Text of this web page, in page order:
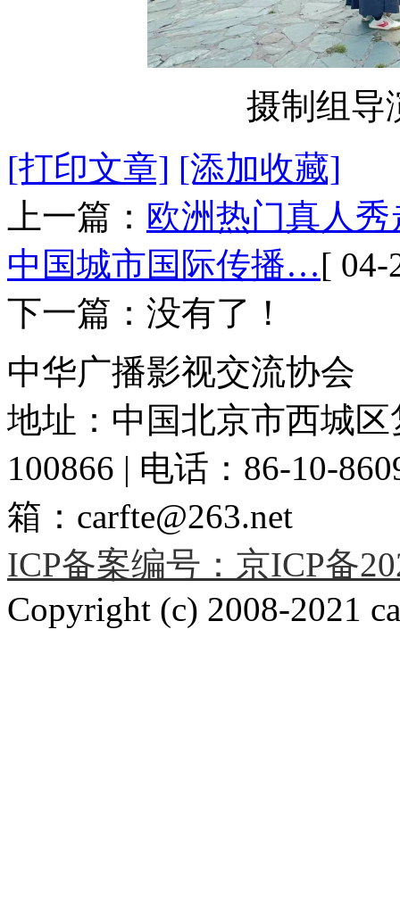
摄制组导
[打印文章] [添加收藏]
上一篇： 欧洲热门真人
中国城市国际传播…[ 04-
下一篇：没有了！
中华广播影视交流协会
地址：中国北京市西城
100866 | 电话：86-10-
箱：carfte@263.net
ICP备案编号：京ICP备
Copyright (c) 2008-2021